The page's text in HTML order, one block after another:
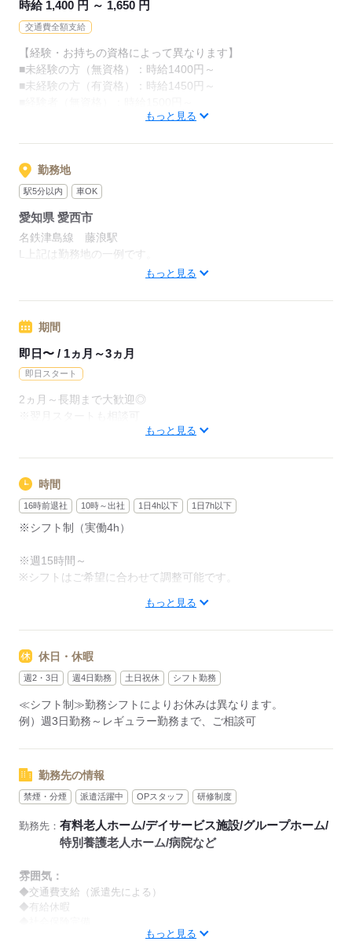
あなたもはじめてみませんか？
応募する
介護未経験の方を全力でバックアップします！
もちろん経験者の方や、
介護福祉士、ケアマネージャー、
介護職員初任者研修等の資格保有者の方も大歓迎！
応募する
時給 1,400 円 ～ 1,650 円
交通費全額支給
【経験・お持ちの資格によって異なります】
■未経験の方（無資格）：時給1400円～
■未経験の方（有資格）：時給1450円～
■経験者（有資格）：時給1550円～
※22時～翌5時の就労は深夜時給適用
※お給料は最短で週払いOK！（規定有）
※残業代は別途全額支給
【月給例】
月給246400円（月22日勤務・実働1日8h）
※未経験の方（無資格）：時給1400円で算出した場合となりま
※交通費全額支給（派遣先による）
※車通勤OK/規定あり
応募する
もっと見る
勤務地
駅5分以内 車OK
愛知県 愛西市
名鉄津島線 藤浪駅
L上記は勤務地の一例です。
【他勤務先例】入居施設、デイサービス、ショートステイ、ク
もっと見る
期間
即日〜 / 1ヵ月～3ヵ月
即日スタート
2ヵ月～長期まで大歓迎◎
※試用期間（初回2ヵ月契約）もっと見る
時間
16時前退社 10時～出社 1日4h以下 1日7h以下
※シフト制（実働4h）
※週15時間～
※シフトはご希望に合わせて調整可能です。
09：00～18：00
【遅番】
【夜勤】
17：00～10：00
2～3ヵ月程度のならし日勤が必要です
その他、
●週2日・1日4h～
●日勤のみ
など、いろんなシフトのお仕事をご紹介できます！
登録の際に、あなたのご希望をお聞かせください。
勤務したシフトを申請後、最短で2日後に給与GETも可能！
もっと見る
休日・休暇
週2・3日 週4日勤務 土日祝休 シフト勤務
≪シフト制≫勤務シフトによりお休みは異なります。
例）週3日勤務～レギュラー勤務まで、ご相談可
勤務先の情報
禁煙・分煙 派遣活躍中 OPスタッフ 研修制度
勤務先： 有料老人ホーム/デイサービス施設/グループホーム/
特別養護老人ホーム/病院など
雰囲気：
◆交通費支給（派遣先による）
◆有給休暇
※喫煙環境に関しては就業場所ごとに異なります。
もっと見る